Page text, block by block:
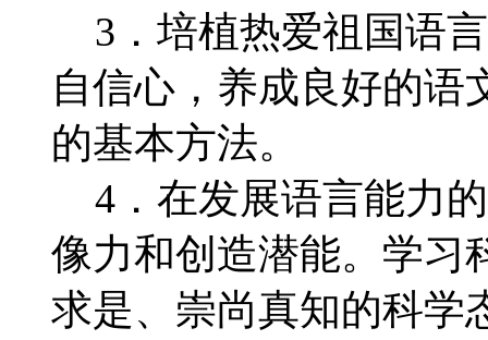
3．培植热爱祖国语
自信心，养成良好的语
的基本方法。
4．在发展语言能力
像力和创造潜能。学习
求是、崇尚真知的科学